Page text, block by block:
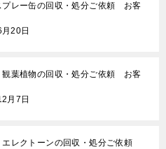
プレー缶の回収・処分ご依頼 お客
20日
観葉植物の回収・処分ご依頼 お客
月7日
エレクトーンの回収・処分ご依頼